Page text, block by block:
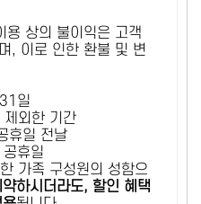
용 상의 불이익은 고객
, 이로 인한 환불 및 변
일
외한 기간
휴일 전날
휴일
가족 구성원의 성함으
하시더라도, 할인 혜택